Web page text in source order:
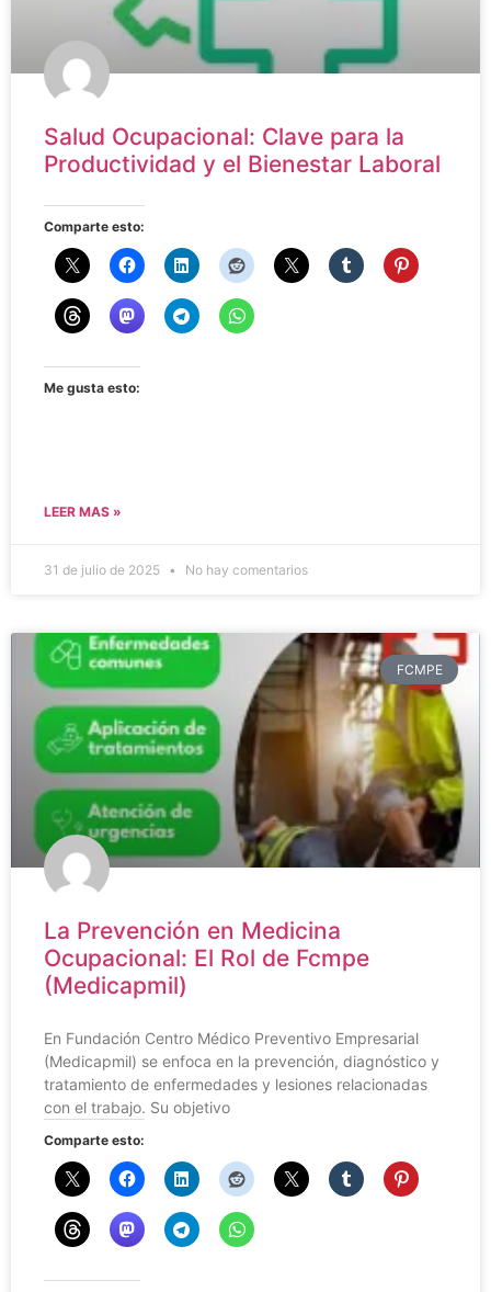
Salud Ocupacional: Clave para la
Productividad y el Bienestar Laboral
Comparte esto:
Me gusta esto:
LEER MAS »
31 de julio de 2025 No hay comentarios
FCMPE
La Prevención en Medicina
Ocupacional: El Rol de Fcmpe
(Medicapmil)
En Fundación Centro Médico Preventivo Empresarial
(Medicapmil) se enfoca en la prevención, diagnóstico y
tratamiento de enfermedades y lesiones relacionadas
con el trabajo. Su objetivo
Comparte esto: